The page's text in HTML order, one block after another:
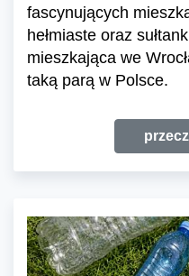
fascynujących
hełmiaste oraz
mieszkająca we
taką parą w Polsce.